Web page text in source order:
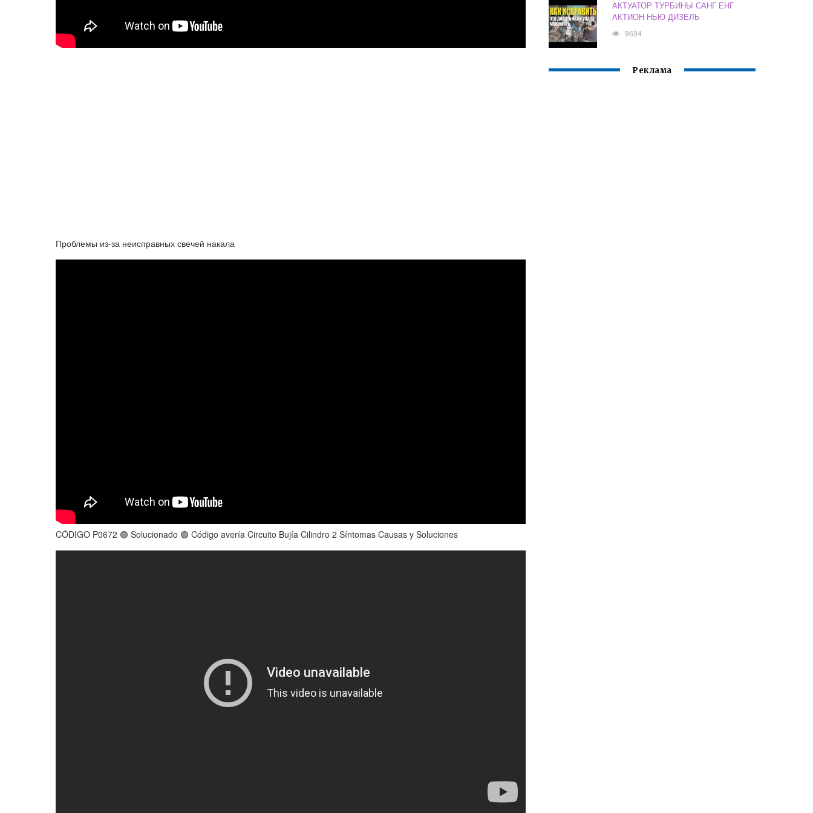
Проблемы из-за неисправных свечей накала
CÓDIGO P0672 🟢 Solucionado 🟢 Código avería Circuito Bujía Cilindro 2 Síntomas Causas y Soluciones
АКТУАТОР ТУРБИНЫ САНГ ЕНГ
АКТИОН НЬЮ ДИЗЕЛЬ
9634
Реклама